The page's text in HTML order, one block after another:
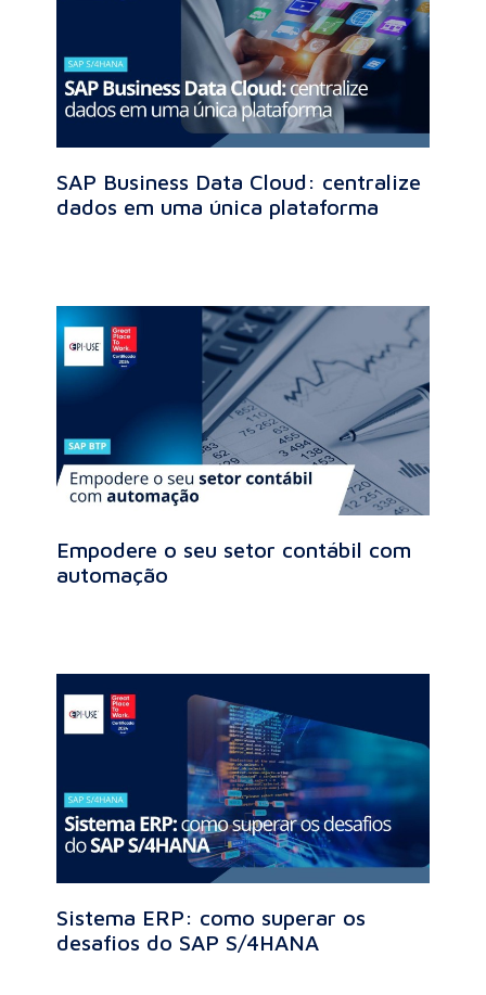
SAP Business Data Cloud: centralize
dados em uma única plataforma
Empodere o seu setor contábil com
automação
Sistema ERP: como superar os
desafios do SAP S/4HANA